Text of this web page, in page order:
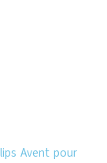
Avent pour